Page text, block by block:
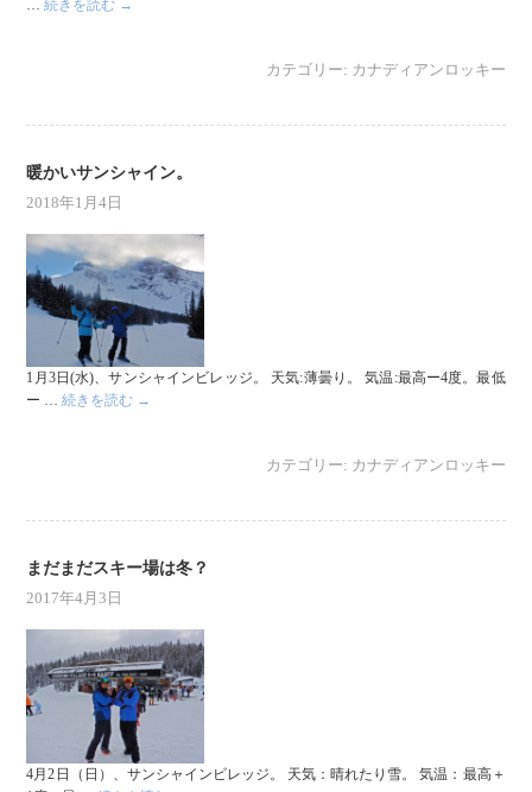
…続きを読む →
カテゴリー: カナディアンロッキー
暖かいサンシャイン。
2018年1月4日
1月3日(水)、サンシャインビレッジ。 天気:薄曇り。 気温:最高ー4度。最低
ー …続きを読む →
カテゴリー: カナディアンロッキー
まだまだスキー場は冬？
2017年4月3日
4月2日（日）、サンシャインビレッジ。 天気：晴れたり雪。 気温：最高＋